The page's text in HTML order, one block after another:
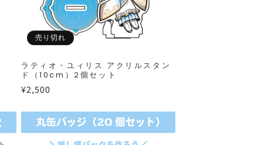
売り切れ
ラティオ・ユィリス アクリルスタン
ド（10cm）2個セット
通
格
¥2,500